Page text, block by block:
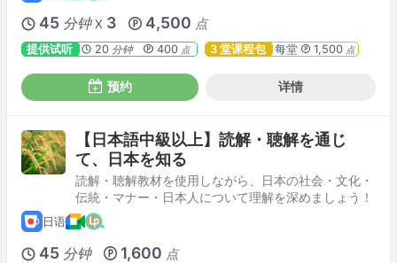
45 分钟 X 3 4,500 点
提供试听 20 分钟 400点 3 堂课程包 每堂 1,500点
预约 详情
【日本語中級以上】読解・聴解を通じ
て、日本を知る
読解・聴解教材を使用しながら、日本の社会・文化・
伝統・マナー・日本人について理解を深めましょう！
日语
45 分钟 1,600 点